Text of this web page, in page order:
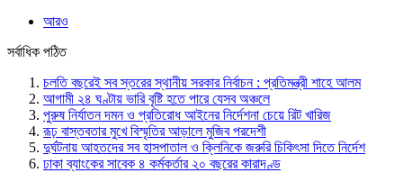
আরও
সর্বাধিক পঠিত
চলতি বছরেই সব স্তরের স্থানীয় সরকার নির্বাচন : প্রতিমন্ত্রী শাহে আলম
আগামী ২৪ ঘণ্টায় ভারি বৃষ্টি হতে পারে যেসব অঞ্চলে
পুরুষ নির্যাতন দমন ও প্রতিরোধ আইনের নির্দেশনা চেয়ে রিট খারিজ
রূঢ় বাস্তবতার মুখে বিস্মৃতির আড়ালে মুজিব পরদেশী
দুর্ঘটনায় আহতদের সব হাসপাতাল ও ক্লিনিকে জরুরি চিকিৎসা দিতে নির্দেশ
ঢাকা ব্যাংকের সাবেক ৪ কর্মকর্তার ২০ বছরের কারাদণ্ড